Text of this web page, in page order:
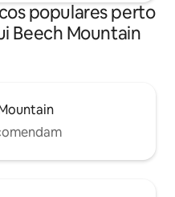
populares perto
Beech Mountain